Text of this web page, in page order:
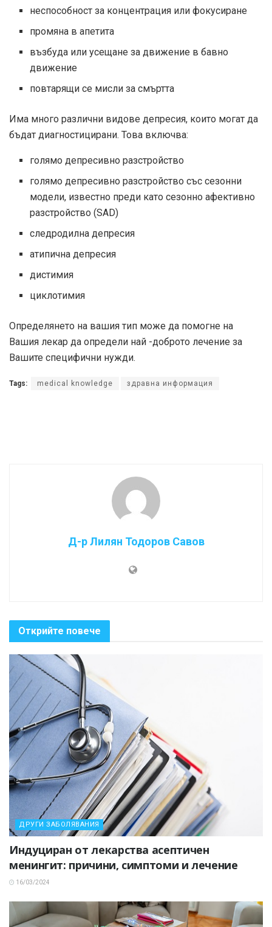
неспособност за концентрация или фокусиране
промяна в апетита
възбуда или усещане за движение в бавно
движение
повтарящи се мисли за смъртта
Има много различни видове депресия, които могат да
бъдат диагностицирани. Това включва:
голямо депресивно разстройство
голямо депресивно разстройство със сезонни
модели, известно преди като сезонно афективно
разстройство (SAD)
следродилна депресия
атипична депресия
дистимия
циклотимия
Определянето на вашия тип може да помогне на
Вашия лекар да определи най -доброто лечение за
Вашите специфични нужди.
Tags: medical knowledge здравна информация
Д-р Лилян Тодоров Савов
Открийте повече
ДРУГИ ЗАБОЛЯВАНИЯ
Индуциран от лекарства асептичен
менингит: причини, симптоми и лечение
16/03/2024